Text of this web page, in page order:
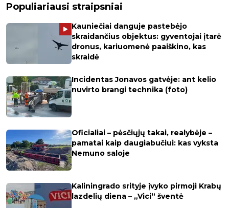
Populiariausi straipsniai
Kauniečiai danguje pastebėjo
skraidančius objektus: gyventojai įtarė
dronus, kariuomenė paaiškino, kas
skraidė
Incidentas Jonavos gatvėje: ant kelio
nuvirto brangi technika (foto)
Oficialiai – pėsčiųjų takai, realybėje –
pamatai kaip daugiabučiui: kas vyksta
Nemuno saloje
Kaliningrado srityje įvyko pirmoji Krabų
lazdelių diena – „Vici“ šventė